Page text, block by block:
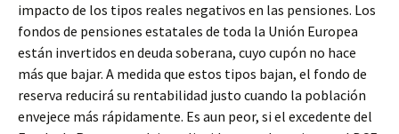
impacto de los tipos reales negativos en las pensiones. Los
fondos de pensiones estatales de toda la Unión Europea
están invertidos en deuda soberana, cuyo cupón no hace
más que bajar. A medida que estos tipos bajan, el fondo de
reserva reducirá su rentabilidad justo cuando la población
envejece más rápidamente. Es aun peor, si el excedente del